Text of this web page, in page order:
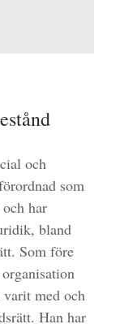
och
som
har
bland
Som före
med och
Han har